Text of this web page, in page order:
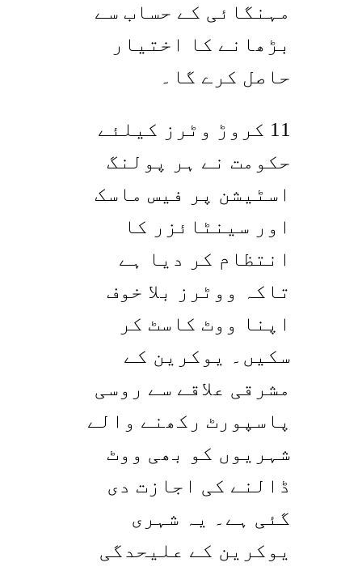
مہنگائی کے حساب سے
بڑھانے کا اختیار
حاصل کرے گا۔
11 کروڑ وٹرز کیلئے
حکومت نے ہر پولنگ
اسٹیشن پر فیس ماسک
اور سینٹائزر کا
انتظام کر دیا ہے
تاکہ ووٹرز بلا خوف
اپنا ووٹ کاسٹ کر
سکیں۔ یوکرین کے
مشرقی علاقے سے روسی
پاسپورٹ رکھنے والے
شہریوں کو بھی ووٹ
ڈالنے کی اجازت دی
گئی ہے۔ یہ شہری
یوکرین کے علیحدگی